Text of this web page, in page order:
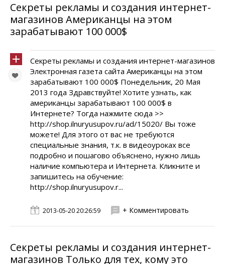
Секреты рекламы и создания интернет-
магазинов Американцы на этом
зарабатывают 100 000$
Секреты рекламы и создания интернет-магазинов
Электронная газета сайта Американцы на этом
зарабатывают 100 000$ Понедельник, 20 Мая
2013 года Здравствуйте! Хотите узнать, как
американцы зарабатывают 100 000$ в
Интернете? Тогда нажмите сюда >>
http://shop.ilnuryusupov.ru/ad/15020/ Вы тоже
можете! Для этого от вас не требуются
специальные знания, т.к. в видеоуроках все
подробно и пошагово объяснено, нужно лишь
наличие компьютера и Интернета. Кликните и
запишитесь на обучение:
http://shop.ilnuryusupov.r...
2013-05-20 20:26:59 + Комментировать
Секреты рекламы и создания интернет-
магазинов Только для тех, кому это